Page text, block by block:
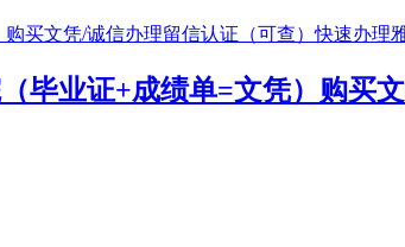
毕业证+成绩单=文凭）购买